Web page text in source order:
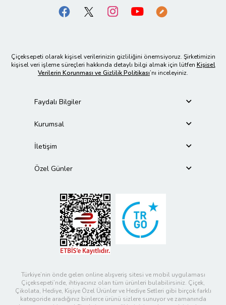
Çiçeksepeti olarak kişisel verilerinizin gizliliğini önemsiyoruz. Şirketimizin
kişisel veri işleme süreçleri hakkında detaylı bilgi almak için lütfen Kişisel
Verilerin Korunması ve Gizlilik Politikası’nı inceleyiniz.
Faydalı Bilgiler
Kurumsal
İletişim
Özel Günler
Türkiye’nin önde gelen online alışveriş sitesi ve mobil uygulaması
Çiçeksepeti’nde, ihtiyacınız olan tüm ürünleri bulabilirsiniz. Çiçek,
Çikolata, Hediye, Kişiye Özel Ürünler ve Hediye Setleri gibi birçok farklı
kategoride aradığınız binlerce ürünü sizlere sunuyor ve zamanında